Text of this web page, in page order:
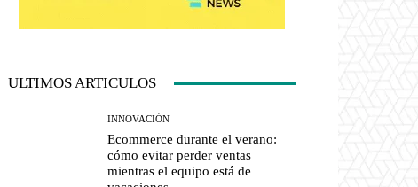
ULTIMOS ARTICULOS
INNOVACIÓN
Ecommerce durante el verano:
cómo evitar perder ventas
mientras el equipo está de